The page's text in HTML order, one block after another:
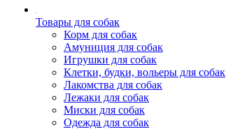
Товары для собак
Корм для собак
Амуниция для собак
Игрушки для собак
Клетки, будки, вольеры для собак
Лакомства для собак
Лежаки для собак
Миски для собак
Одежда для собак